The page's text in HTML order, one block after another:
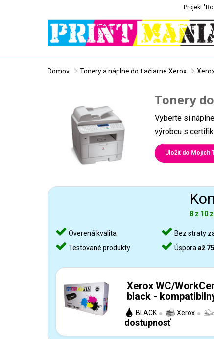
Projekt
Domov Tonery a náplne do tlačiarne Xerox
Tonery
Vyberte si
výrobcu s
Uložiť do Mojich
8 z 10
Overená kvalita
Testované produkty
Bez straty
Úsporaaž
Xerox WC/
black -
BLACK Xerox
dostupnosť